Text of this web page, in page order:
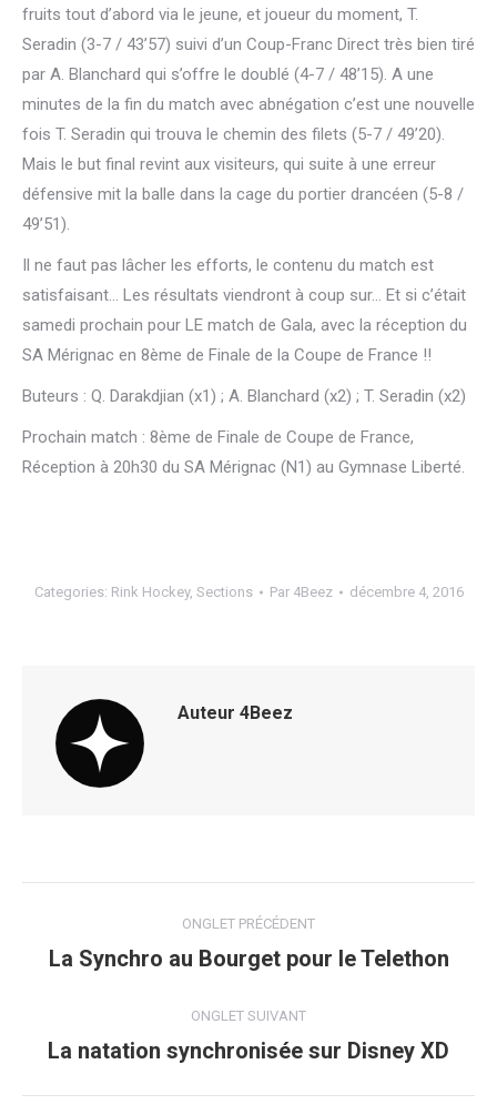
fruits tout d’abord via le jeune, et joueur du moment, T.
Seradin (3-7 / 43’57) suivi d’un Coup-Franc Direct très bien tiré
par A. Blanchard qui s’offre le doublé (4-7 / 48’15). A une
minutes de la fin du match avec abnégation c’est une nouvelle
fois T. Seradin qui trouva le chemin des filets (5-7 / 49’20).
Mais le but final revint aux visiteurs, qui suite à une erreur
défensive mit la balle dans la cage du portier drancéen (5-8 /
49’51).
Il ne faut pas lâcher les efforts, le contenu du match est
satisfaisant… Les résultats viendront à coup sur… Et si c’était
samedi prochain pour LE match de Gala, avec la réception du
SA Mérignac en 8ème de Finale de la Coupe de France !!
Buteurs : Q. Darakdjian (x1) ; A. Blanchard (x2) ; T. Seradin (x2)
Prochain match : 8ème de Finale de Coupe de France,
Réception à 20h30 du SA Mérignac (N1) au Gymnase Liberté.
Categories: Rink Hockey, Sections Par 4Beez décembre 4, 2016
Auteur 4Beez
de
commentaire
ONGLET PRÉCÉDENT
Onglet
La Synchro au Bourget pour le Telethon
ONGLET SUIVANT
Onglet
La natation synchronisée sur Disney XD